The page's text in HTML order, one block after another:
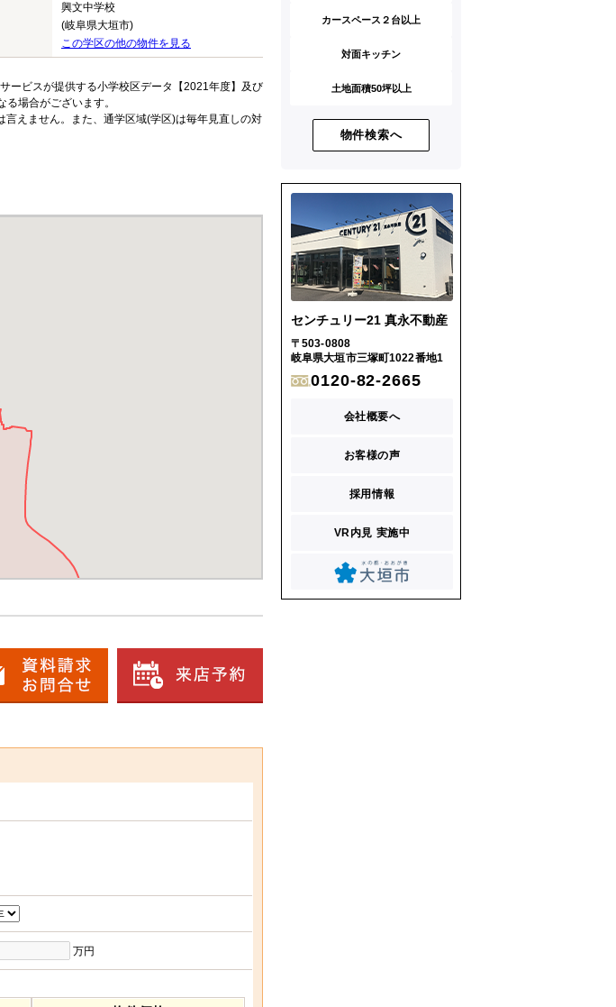
興文中学校
(岐阜県大垣市)
この学区の他の物件を見る
ービスが提供する小学校区データ【2021年度】及び
場合がございます。
えません。また、通学区域(学区)は毎年見直しの対
万円
カースペース２台以上
対面キッチン
土地面積50坪以上
物件検索へ
センチュリー21 真永不動産
〒503-0808
岐阜県大垣市三塚町1022番地1
0120-82-2665
会社概要へ
お客様の声
採用情報
VR内見 実施中